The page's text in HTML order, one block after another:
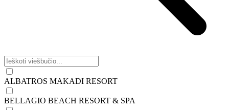
ALBATROS MAKADI RESORT
BELLAGIO BEACH RESORT & SPA